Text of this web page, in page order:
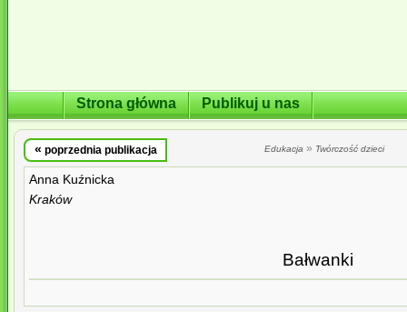
Strona główna Publikuj u nas
« poprzednia publikacja Edukacja » Twórczość dzieci
Anna Kuźnicka
Kraków
Bałwanki